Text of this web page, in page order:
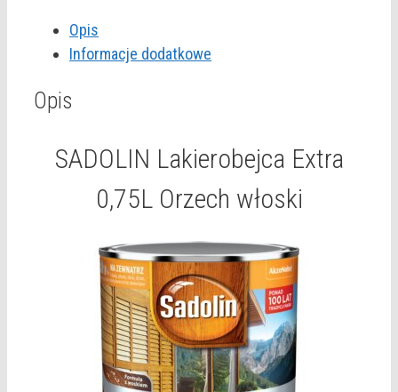
włoskiOpis
Informacje dodatkowe
Opis
SADOLIN Lakierobejca Extra
0,75L Orzech włoski